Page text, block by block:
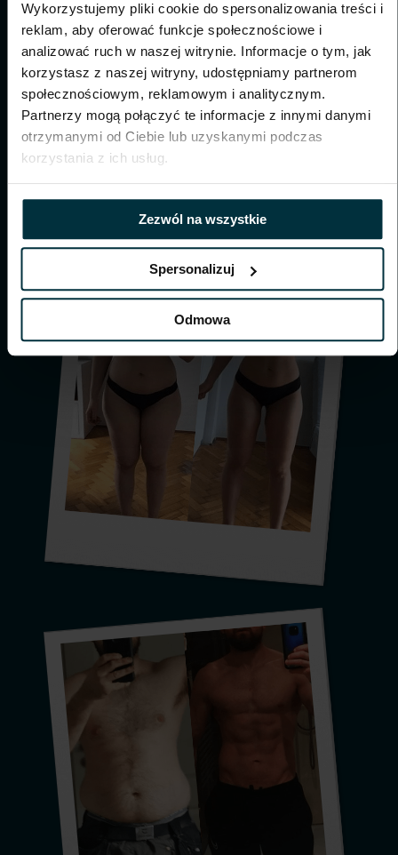
Wykorzystujemy pliki cookie do spersonalizowania treści i
reklam, aby oferować funkcje społecznościowe i
analizować ruch w naszej witrynie. Informacje o tym, jak
korzystasz z naszej witryny, udostępniamy partnerom
społecznościowym, reklamowym i analitycznym.
Partnerzy mogą połączyć te informacje z innymi danymi
otrzymanymi od Ciebie lub uzyskanymi podczas
korzystania z ich usług.
Zezwól na wszystkie
Spersonalizuj
Odmowa